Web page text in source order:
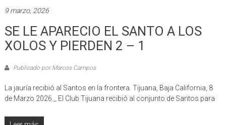
9 marzo, 2026
SE LE APARECIO EL SANTO A LOS
XOLOS Y PIERDEN 2 – 1
Publicado por:Marcos Campos
La jauría recibió al Santos en la frontera. Tijuana, Baja California, 8
de Marzo 2026._ El Club Tijuana recibió al conjunto de Santos para